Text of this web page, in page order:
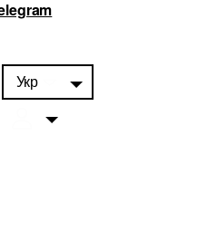
Укр